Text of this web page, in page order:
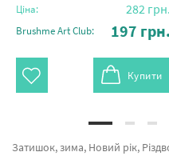
Ціна: 282 грн.
Brushme Art Club: 197 грн.
Купити
Затишок, зима, Новий рік, Різдво на сійті компанії Brushme.com.ua. В даному місці є можливість замовити Картина за номерами Полярне сяйво GX7415 від лідируючого бренду Brushme який підкуповує якістю. Кожен продукт каталогу «Картини за номерами» сертифікований, з гарантією та